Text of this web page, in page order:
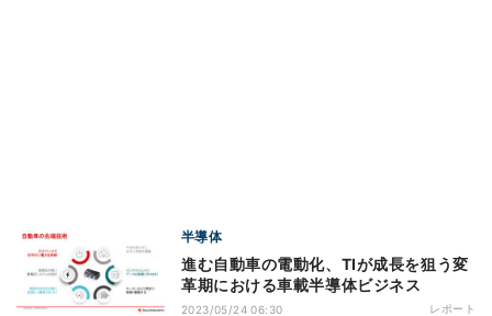
半導体
進む自動車の電動化、TIが成長を狙う変
革期における車載半導体ビジネス
2023/05/24 06:30 レポート